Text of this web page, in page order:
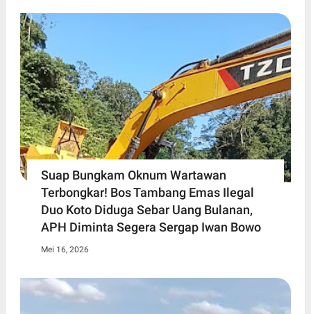
Suap Bungkam Oknum Wartawan
Terbongkar! Bos Tambang Emas Ilegal
Duo Koto Diduga Sebar Uang Bulanan,
APH Diminta Segera Sergap Iwan Bowo
Mei 16, 2026